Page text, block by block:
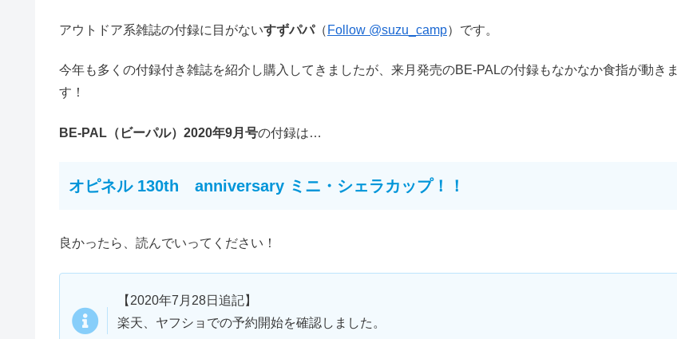
アウトドア系雑誌の付録に目がないすずパパ（ Follow @suzu_camp）です。
今年も多くの付録付き雑誌を紹介し購入してきましたが、来月発売のBE-PALの付録もなかなか食指が動きま
す！
BE-PAL（ビーパル）2020年9月号の付録は…
オピネル 130th anniversary ミニ・シェラカップ！！
良かったら、読んでいってください！
【2020年7月28日追記】
楽天、ヤフショでの予約開始を確認しました。